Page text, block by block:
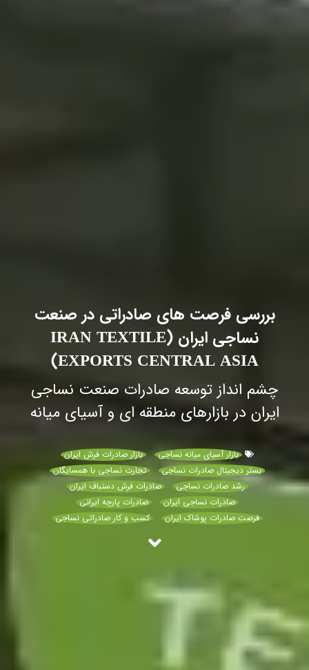
بررسی فرصت های صادراتی در صنعت
نساجی ایران (IRAN TEXTILE
EXPORTS CENTRAL ASIA)
چشم انداز توسعه صادرات صنعت نساجی
ایران در بازارهای منطقه ای و آسیای میانه
بازار آسیای میانه نساجی
بازار صادرات فرش ایران
بستر دیجیتال صادرات نساجی
تجارت نساجی با همسایگان
رشد صادرات نساجی
صادرات فرش دستباف ایران
صادرات نساجی ایران
صادرات پارچه ایرانی
فرصت صادرات پوشاک ایران
کسب و کار صادراتی نساجی